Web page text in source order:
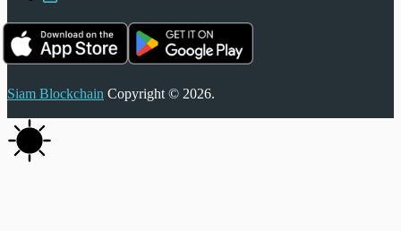
Siam Blockchain Copyright © 2026.